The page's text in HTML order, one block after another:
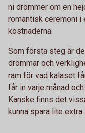
ni drömmer om en
romantisk ceremoni i
kostnaderna.
Som första steg är
drömmar och
ram för vad kalaset
får in varje månad
Kanske finns det
kunna spara lite extra.